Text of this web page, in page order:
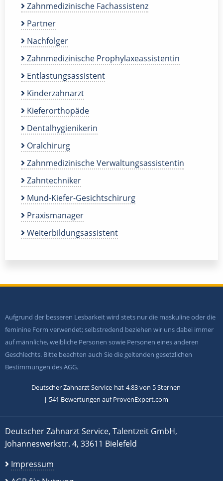
Zahnmedizinische Fachassistenz
Partner
Nachfolger
Zahnmedizinische Prophylaxeassistentin
Entlastungsassistent
Kinderzahnarzt
Kieferorthopäde
Dentalhygienikerin
Oralchirurg
Zahnmedizinische Verwaltungsassistentin
Zahntechniker
Mund-Kiefer-Gesichtschirurg
Praxismanager
Weiterbildungsassistent
Aufgrund der besseren Lesbarkeit wird stets nur die maskuline oder die
feminine Form verwendet; selbstredend beziehen wir uns dabei immer
auf männliche, weibliche Personen sowie Personen eines anderen
Geschlechts. Bitte beachten auch Sie die geltenden gesetzlichen
Bestimmungen des AGG.
Deutscher Zahnarzt Service hat 4,83von 5Sternen
| 541 Bewertungen auf ProvenExpert.com
Deutscher Zahnarzt Service, Talentzeit GmbH,
Johanneswerkstr. 4, 33611 Bielefeld
Impressum